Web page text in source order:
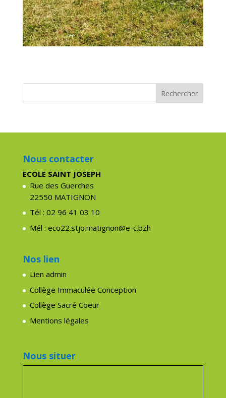
Nous contacter
ECOLE SAINT JOSEPH
Rue des Guerches
22550 MATIGNON
Tél : 02 96 41 03 10
Mél : eco22.stjo.matignon@e-c.bzh
Nos lien
Lien admin
Collège Immaculée Conception
Collège Sacré Coeur
Mentions légales
Nous situer